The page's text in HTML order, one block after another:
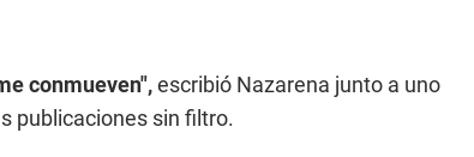
conmueven",escribió Nazarena junto a uno
publicaciones sin filtro.